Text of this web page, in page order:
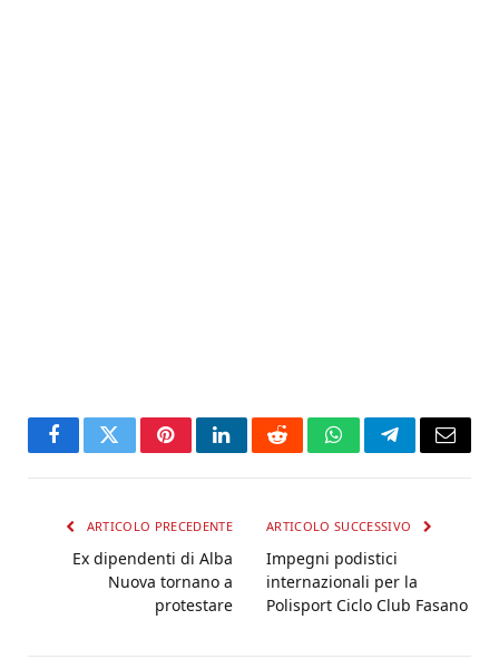
FacebookTwitterPinterestLinkedInRedditWhatsAppTelegramEmail
ARTICOLO PRECEDENTE
Ex dipendenti di Alba
Nuova tornano a
protestare
ARTICOLO SUCCESSIVO
Impegni podistici
internazionali per la
Polisport Ciclo Club Fasano